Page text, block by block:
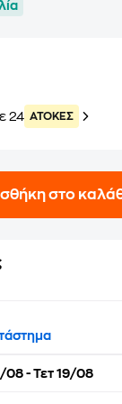
24 ATOKEΣ
στο
08 - Τετ 19/08